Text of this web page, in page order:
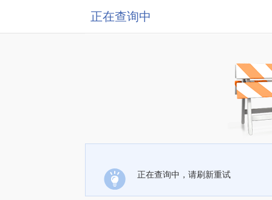
正在查询中
正在查询中，请刷新重试